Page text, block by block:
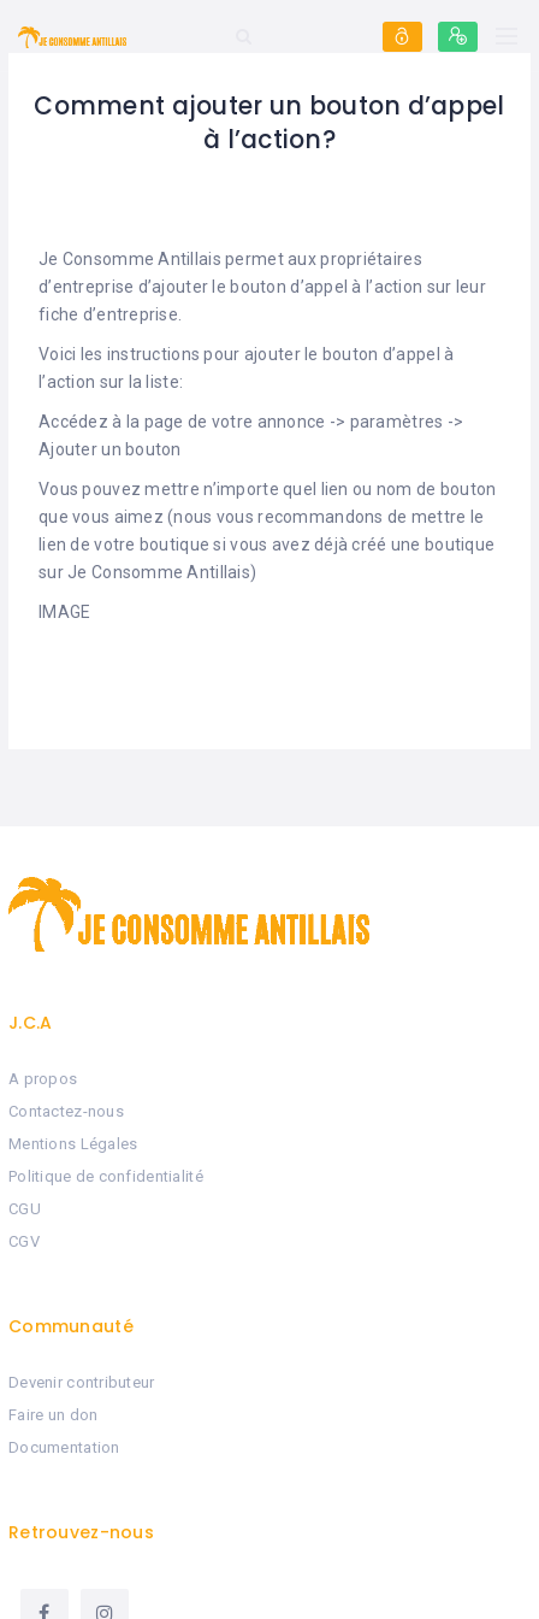
Comment ajouter un bouton d’appel
à l’action?
Je Consomme Antillais permet aux propriétaires
d’entreprise d’ajouter le bouton d’appel à l’action sur leur
fiche d’entreprise.
Voici les instructions pour ajouter le bouton d’appel à
l’action sur la liste:
Accédez à la page de votre annonce -> paramètres ->
Ajouter un bouton
Vous pouvez mettre n’importe quel lien ou nom de bouton
que vous aimez (nous vous recommandons de mettre le
lien de votre boutique si vous avez déjà créé une boutique
sur Je Consomme Antillais)
IMAGE
J.C.A
A propos
Contactez-nous
Mentions Légales
Politique de confidentialité
CGU
CGV
Communauté
Devenir contributeur
Faire un don
Documentation
Retrouvez-nous